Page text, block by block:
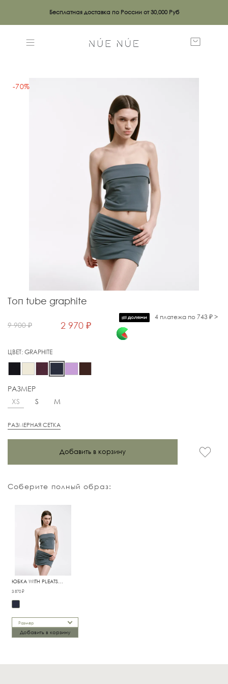
Бесплатная доставка по России от 30,000 Руб
-70%
Топ tube graphite
9 900 ₽ 2 970 ₽
4 платежа по 743 ₽ >
ЦВЕТ:GRAPHITE
РАЗМЕР
XS
S M
РАЗМЕРНАЯ СЕТКА
Добавить в корзину
Соберите полный образ:
ЮБКА WITH PLEATS
GRAPHITE
3 870 ₽
Размер
Добавить в корзину